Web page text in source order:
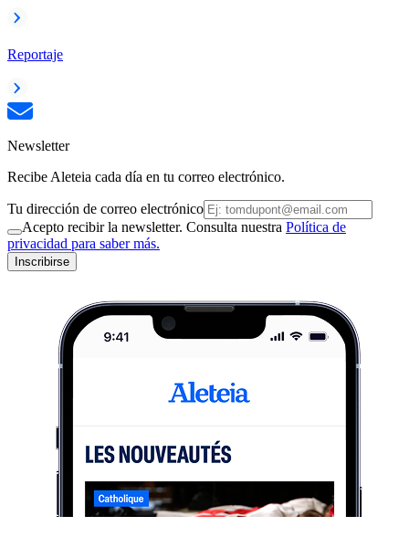
Reportaje
Newsletter
Recibe Aleteia cada día en tu correo electrónico.
Tu dirección de correo electrónico
Acepto recibir la newsletter. Consulta nuestra Política de
privacidad para saber más.
Inscribirse